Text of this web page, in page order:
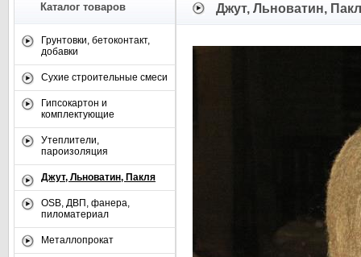
Каталог товаров
Грунтовки, бетоконтакт,
добавки
Сухие строительные смеси
Гипсокартон и
комплектующие
Утеплители,
пароизоляция
Джут, Льноватин, Пакля
OSB, ДВП, фанера,
пиломатериал
Металлопрокат
Джут, Льноватин,